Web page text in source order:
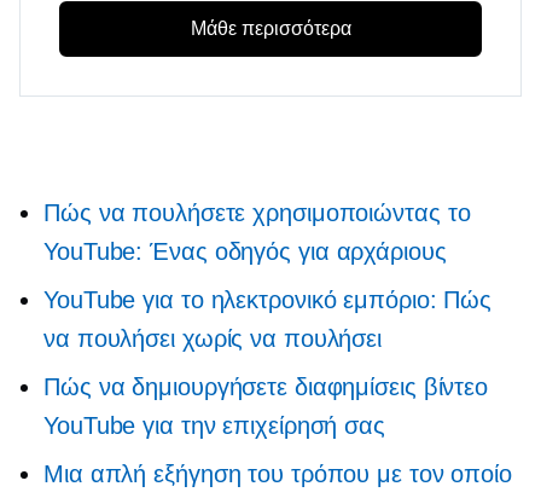
Μάθε περισσότερα
Πώς να πουλήσετε χρησιμοποιώντας το
YouTube:Ένας οδηγός για αρχάριους
YouTubeγια το ηλεκτρονικό εμπόριο: Πώς
να πουλήσει χωρίς να πουλήσει
Πώς να δημιουργήσετε διαφημίσεις βίντεο
YouTube για την επιχείρησή σας
Μια απλή εξήγηση του τρόπου με τον οποίο